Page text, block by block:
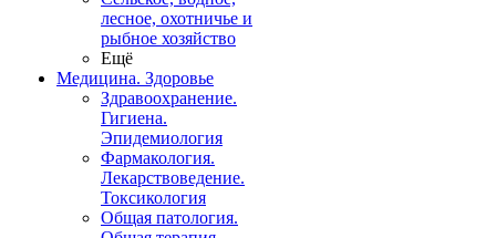
лесное, охотничье и
рыбное хозяйство
Ещё
Медицина. Здоровье
Здравоохранение.
Гигиена.
Эпидемиология
Фармакология.
Лекарствоведение.
Токсикология
Общая патология.